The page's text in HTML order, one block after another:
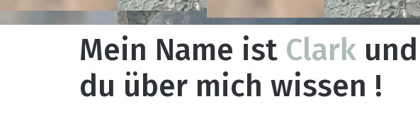
Mein Name ist Clark
du über mich wissen !